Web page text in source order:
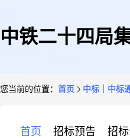
中铁二十四局
您当前的位置： 首页 中标｜中标
首页 招标预告 招